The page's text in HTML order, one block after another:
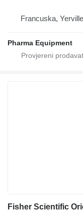
Francuska, Yerville
Pharma Equipment
Fisher Scientific